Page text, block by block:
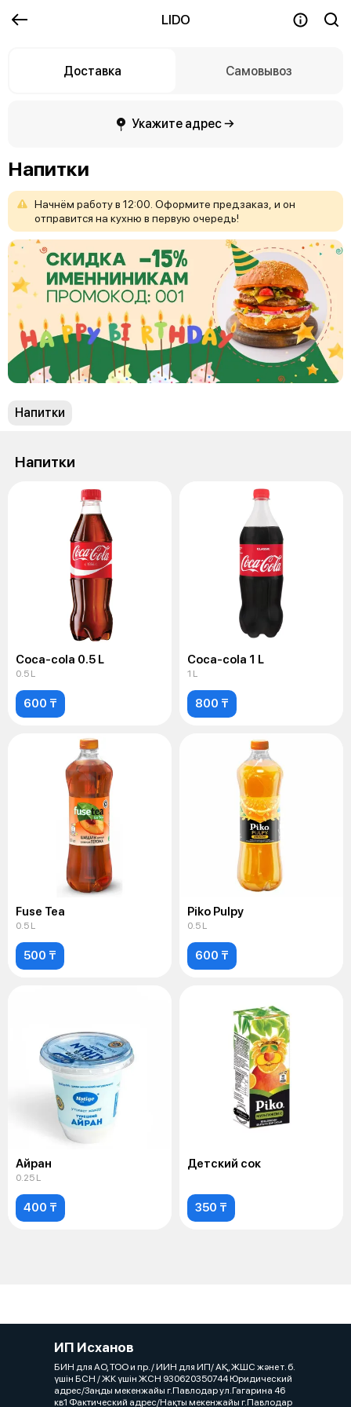
LIDO
Доставка Самовывоз
Укажите адрес →
Напитки
Начнём работув 12:00. Оформите предзаказ, и он
отправится на кухню в первую очередь!
Напитки
Напитки
Coca-cola 0.5 L
0.5 L
600 ₸
Coca-cola 1 L
1 L
800 ₸
Fuse Tea
0.5 L
500 ₸
Piko Pulpy
0.5 L
600 ₸
Айран
0.25 L
400 ₸
Детский сок
350 ₸
ИП Исханов
БИН для АО, ТОО и пр. / ИИН для ИП/ АҚ, ЖШС және т. б.
үшін БСН / ЖК үшін ЖСН 930620350744 Юридический
адрес/Заңды мекенжайы г.Павлодар ул.Гагарина 46
кв1 Фактический адрес/Нақты мекенжайы г.Павлодар